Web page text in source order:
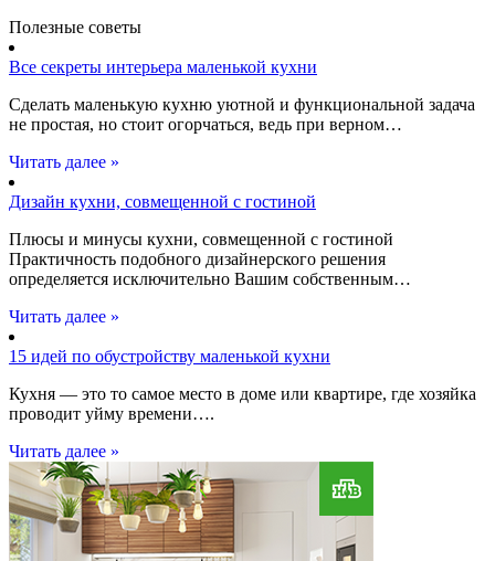
Полезные советы
Все секреты интерьера маленькой кухни
Сделать маленькую кухню уютной и функциональной задача
не простая, но стоит огорчаться, ведь при верном…
Читать далее »
Дизайн кухни, совмещенной с гостиной
Плюсы и минусы кухни, совмещенной с гостиной
Практичность подобного дизайнерского решения
определяется исключительно Вашим собственным…
Читать далее »
15 идей по обустройству маленькой кухни
Кухня — это то самое место в доме или квартире, где хозяйка
проводит уйму времени….
Читать далее »